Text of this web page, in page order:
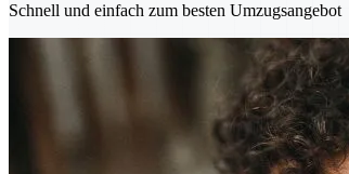
Schnell und einfach zum besten Umzugsangebot